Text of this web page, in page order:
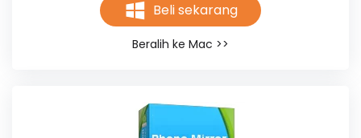
Beli sekarang
Beralih ke Mac >>